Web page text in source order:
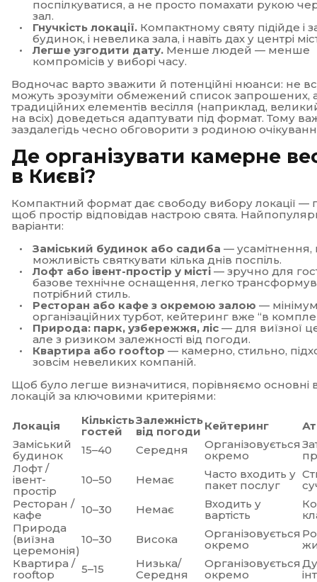
поспілкуватися, а не просто помахати рукою
зал.
Гнучкість локації. Компактному святу підійде і
будинок, і невелика зала, і навіть дах у центрі
Легше узгодити дату. Менше людей — менше
компромісів у виборі часу.
Водночас варто зважити й потенційні нюанси: не
можуть зрозуміти обмежений список запрошених,
традиційних елементів весілля (наприклад,
на всіх) доведеться адаптувати під формат. Тому
заздалегідь чесно обговорити з родиною
Де організувати камерне
в Києві?
Компактний формат дає свободу вибору локації —
щоб простір відповідав настрою свята.
варіанти:
Заміський будинок або садиба —
можливість святкувати кілька днів поспіль.
Лофт або івент-простір у місті — зручно для
базове технічне оснащення, легко
потрібний стиль.
Ресторан або кафе з окремою залою —
організаційних турбот, кейтеринг вже “в
Природа: парк, узбережжя, ліс — для виїзної
але з ризиком залежності від погоди.
Квартира або rooftop — камерно, стильно,
зовсім невеликих компаній.
Щоб було легше визначитися, порівняємо основні
локацій за ключовими критеріями:
Локація
Кількість
гостей
Залежність
від погоди Кейтеринг
Заміський
будинок
15–40 Середня
Організовується
окремо
Лофт /
івент-
простір
10–50 Немає
Часто входить у
пакет послуг
Ресторан /
кафе
10–30 Немає
Входить у
вартість
Природа
(виїзна
церемонія)
10–30 Висока
Організовується
окремо
Квартира /
rooftop
5–15
Низька/
Середня
Організовується
окремо